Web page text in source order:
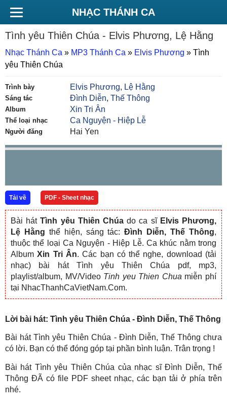
NHẠC THÁNH CA
Tình yêu Thiên Chúa - Elvis Phương, Lệ Hằng
Nhạc Thánh Ca » MP3 Thánh Ca » Elvis Phương » Tình
yêu Thiên Chúa
Trình bày Elvis Phương, Lệ Hằng
Sáng tác Đình Diễn,Thế Thông
Album Xin Tri Ân
Thể loại nhạc Ca Nguyện - Hiệp Lễ
Người đăng Hai Yen
Tải về PDF - Sheet nhạc
Bài hátTình yêu Thiên Chúa do ca sĩ Elvis Phương,
Lệ Hằng thể hiện, sáng tác:Đình Diễn, Thế Thông,
thuộc thể loại Ca Nguyện - Hiệp Lễ. Ca khúc nằm trong
AlbumXin Tri Ân. Các bạn có thể nghe, download (tải
nhạc) bài hát Tình yêu Thiên Chúa pdf, mp3,
playlist/album, MV/Video Tinh yeu Thien Chua miễn phí
tại NhacThanhCaVietNam.Com.
Lời bài hát: Tình yêu Thiên Chúa - Đình Diễn, Thế Thông
Bài hát Tình yêu Thiên Chúa - Đình Diễn, Thế Thông chưa
có lời. Bạn có thể đóng góp tại phần bình luận. Trân trọng !
Bài hát Tình yêu Thiên Chúa của nhạc sĩ Đình Diễn, Thế
Thông ĐÃ có file PDF sheet nhạc, các bạn tải ở phía trên
nhé.